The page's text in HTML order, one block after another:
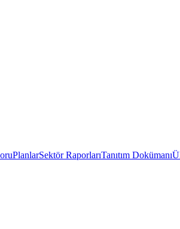
PlanlarSektör RaporlarıTanıtım Dokümanı